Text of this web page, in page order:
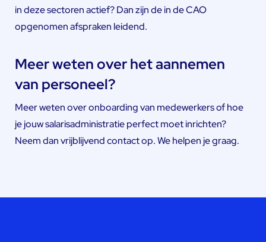
in deze sectoren actief? Dan zijn de in de CAO
opgenomen afspraken leidend.
Meer weten over het aannemen
van personeel?
Meer weten over onboarding van medewerkers of hoe
je jouw salarisadministratie perfect moet inrichten?
Neem dan vrijblijvend contact op. We helpen je graag.